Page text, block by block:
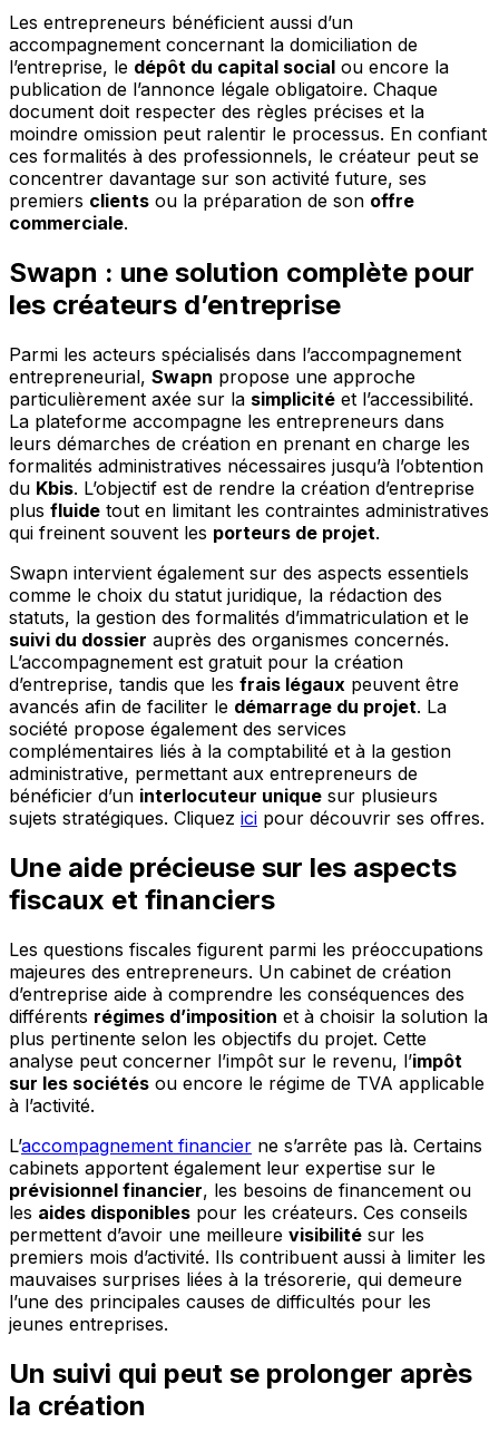
Les entrepreneurs bénéficient aussi d’un
accompagnement concernant la domiciliation de
l’entreprise, le dépôt du capital social ou encore la
publication de l’annonce légale obligatoire. Chaque
document doit respecter des règles précises et la
moindre omission peut ralentir le processus. En confiant
ces formalités à des professionnels, le créateur peut se
concentrer davantage sur son activité future, ses
premiers clients ou la préparation de son offre
commerciale.
Swapn : une solution complète pour
les créateurs d’entreprise
Parmi les acteurs spécialisés dans l’accompagnement
entrepreneurial, Swapn propose une approche
particulièrement axée sur la simplicité et l’accessibilité.
La plateforme accompagne les entrepreneurs dans
leurs démarches de création en prenant en charge les
formalités administratives nécessaires jusqu’à l’obtention
du Kbis. L’objectif est de rendre la création d’entreprise
plus fluide tout en limitant les contraintes administratives
qui freinent souvent les porteurs de projet.
Swapn intervient également sur des aspects essentiels
comme le choix du statut juridique, la rédaction des
statuts, la gestion des formalités d’immatriculation et le
suivi du dossier auprès des organismes concernés.
L’accompagnement est gratuit pour la création
d’entreprise, tandis que les frais légaux peuvent être
avancés afin de faciliter le démarrage du projet. La
société propose également des services
complémentaires liés à la comptabilité et à la gestion
administrative, permettant aux entrepreneurs de
bénéficier d’un interlocuteur unique sur plusieurs
sujets stratégiques. Cliquez ici pour découvrir ses offres.
Une aide précieuse sur les aspects
fiscaux et financiers
Les questions fiscales figurent parmi les préoccupations
majeures des entrepreneurs. Un cabinet de création
d’entreprise aide à comprendre les conséquences des
différents régimes d’imposition et à choisir la solution la
plus pertinente selon les objectifs du projet. Cette
analyse peut concerner l’impôt sur le revenu, l’impôt
sur les sociétés ou encore le régime de TVA applicable
à l’activité.
L’accompagnement financier ne s’arrête pas là. Certains
cabinets apportent également leur expertise sur le
prévisionnel financier, les besoins de financement ou
les aides disponibles pour les créateurs. Ces conseils
permettent d’avoir une meilleure visibilité sur les
premiers mois d’activité. Ils contribuent aussi à limiter les
mauvaises surprises liées à la trésorerie, qui demeure
l’une des principales causes de difficultés pour les
jeunes entreprises.
Un suivi qui peut se prolonger après
la création